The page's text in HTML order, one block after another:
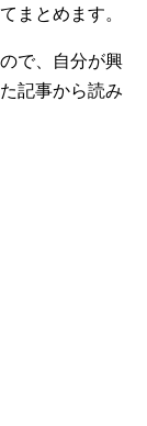
まとめます。
で、自分が興
記事から読み